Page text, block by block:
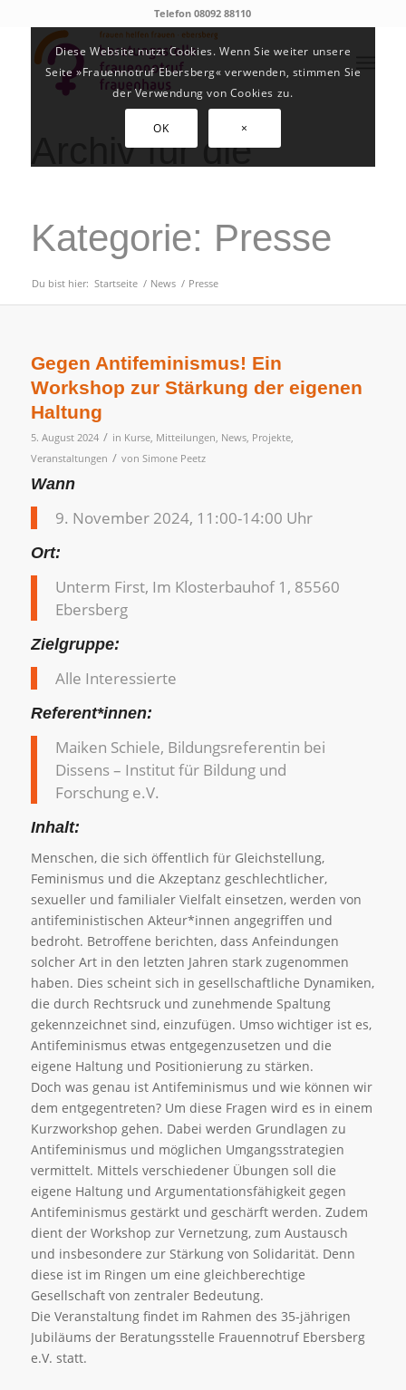
Telefon 08092 88110
Archiv für die
Kategorie: Presse
Du bist hier: Startseite / News / Presse
Gegen Antifeminismus! Ein
Workshop zur Stärkung der eigenen
Haltung
5. August 2024 / in Kurse, Mitteilungen, News, Projekte,
Veranstaltungen / von Simone Peetz
Wann
9. November 2024, 11:00-14:00 Uhr
Ort:
Unterm First, Im Klosterbauhof 1, 85560
Ebersberg
Zielgruppe:
Alle Interessierte
Referent*innen:
Maiken Schiele, Bildungsreferentin bei
Dissens – Institut für Bildung und
Forschung e.V.
Inhalt:
Menschen, die sich öffentlich für Gleichstellung,
Feminismus und die Akzeptanz geschlechtlicher,
sexueller und familialer Vielfalt einsetzen, werden von
antifeministischen Akteur*innen angegriffen und
bedroht. Betroffene berichten, dass Anfeindungen
solcher Art in den letzten Jahren stark zugenommen
haben. Dies scheint sich in gesellschaftliche Dynamiken,
die durch Rechtsruck und zunehmende Spaltung
gekennzeichnet sind, einzufügen. Umso wichtiger ist es,
Antifeminismus etwas entgegenzusetzen und die
eigene Haltung und Positionierung zu stärken.
Doch was genau ist Antifeminismus und wie können wir
dem entgegentreten? Um diese Fragen wird es in einem
Kurzworkshop gehen. Dabei werden Grundlagen zu
Antifeminismus und möglichen Umgangsstrategien
vermittelt. Mittels verschiedener Übungen soll die
eigene Haltung und Argumentationsfähigkeit gegen
Antifeminismus gestärkt und geschärft werden. Zudem
dient der Workshop zur Vernetzung, zum Austausch
und insbesondere zur Stärkung von Solidarität. Denn
diese ist im Ringen um eine gleichberechtige
Gesellschaft von zentraler Bedeutung.
Die Veranstaltung findet im Rahmen des 35-jährigen
Jubiläums der Beratungsstelle Frauennotruf Ebersberg
e.V. statt.
Diese Website nutzt Cookies. Wenn Sie weiter unsere
Seite »Frauennotruf Ebersberg« verwenden, stimmen Sie
der Verwendung von Cookies zu.
OK ×